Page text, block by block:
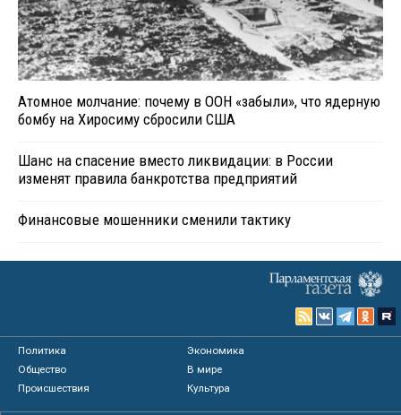
Атомное молчание: почему в ООН «забыли», что ядерную
бомбу на Хиросиму сбросили США
Шанс на спасение вместо ликвидации: в России
изменят правила банкротства предприятий
Финансовые мошенники сменили тактику
Политика
Экономика
Общество
В мире
Происшествия
Культура